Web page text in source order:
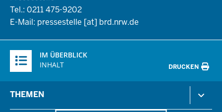
Tel.: 0211 475-9202
E-Mail: pressestelle [at] brd.nrw.de
Inhalte
IM ÜBERBLICK
INHALT
DRUCKEN
in
THEMEN